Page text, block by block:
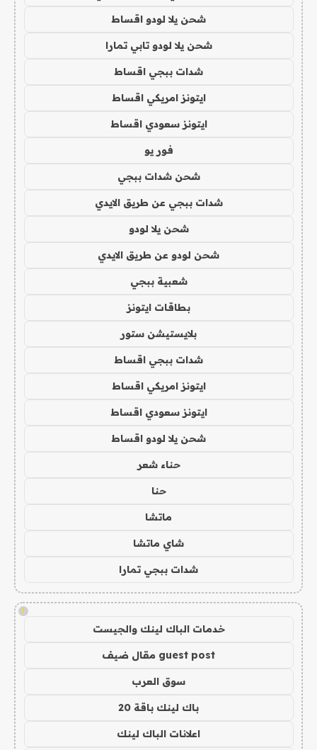
شحن يلا لودو اقساط
شحن يلا لودو تابي تمارا
شدات ببجي اقساط
ايتونز امريكي اقساط
ايتونز سعودي اقساط
فور يو
شحن شدات ببجي
شدات ببجي عن طريق الايدي
شحن يلا لودو
شحن لودو عن طريق الايدي
شعبية ببجي
بطاقات ايتونز
بلايستيشن ستور
شدات ببجي اقساط
ايتونز امريكي اقساط
ايتونز سعودي اقساط
شحن يلا لودو اقساط
حناء شعر
حنا
ماتشا
شاي ماتشا
شدات ببجي تمارا
!
خدمات الباك لينك والجيست
guest post مقال ضيف
سوق العرب
باك لينك باقة 20
اعلانات الباك لينك